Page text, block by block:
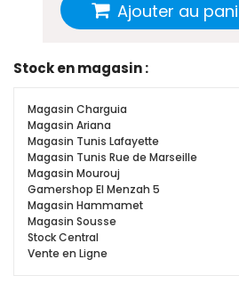
Ajouter au
Stock en magasin :
Magasin Charguia
Magasin Ariana
Magasin Tunis Lafayette
Magasin Tunis Rue de Marseille
Magasin Mourouj
Gamershop El Menzah 5
Magasin Hammamet
Magasin Sousse
Stock Central
Vente en Ligne